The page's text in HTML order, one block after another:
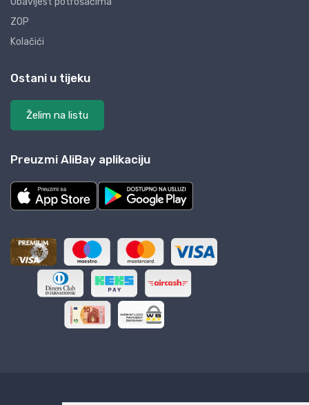
ZOP
Kolačići
Ostani u tijeku
Želim na listu
Preuzmi AliBay aplikaciju